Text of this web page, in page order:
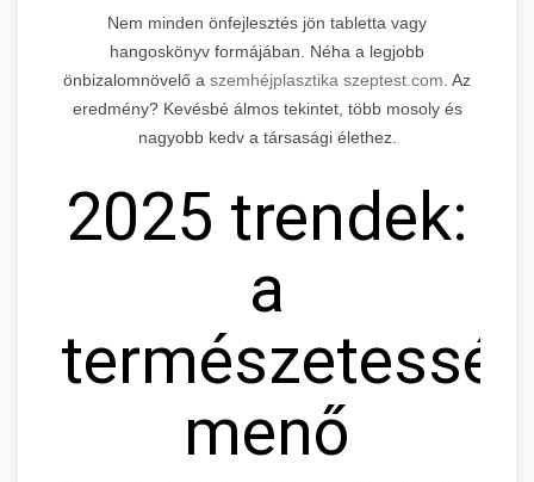
Nem minden önfejlesztés jön tabletta vagy
hangoskönyv formájában. Néha a legjobb
önbizalomnövelő a szemhéjplasztika szeptest.com . Az
eredmény? Kevésbé álmos tekintet, több mosoly és
nagyobb kedv a társasági élethez.
2025 trendek:
a
természetesség
menő